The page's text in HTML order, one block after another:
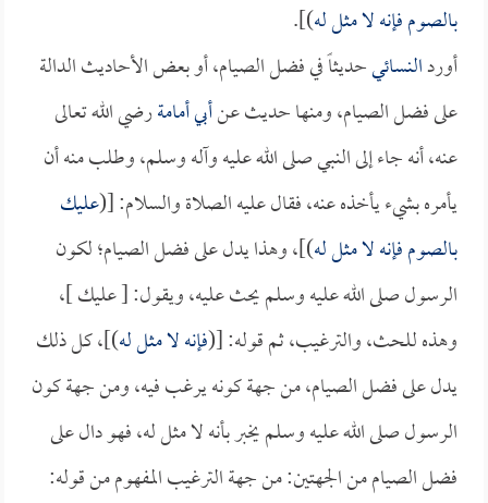
بالصوم فإنه لا مثل له)].
أوردالنسائيحديثاً في فضل الصيام، أو بعض الأحاديث الدالة
على فضل الصيام، ومنها حديث عنأبي أمامةرضي الله تعالى
عنه، أنه جاء إلى النبي صلى الله عليه وآله وسلم، وطلب منه أن
يأمره بشيء يأخذه عنه، فقال عليه الصلاة والسلام: [(عليك
بالصوم فإنه لا مثل له)]، وهذا يدل على فضل الصيام؛ لكون
الرسول صلى الله عليه وسلم يحث عليه، ويقول: [ عليك ]،
وهذه للحث، والترغيب، ثم قوله: [(فإنه لا مثل له)]، كل ذلك
يدل على فضل الصيام، من جهة كونه يرغب فيه، ومن جهة كون
الرسول صلى الله عليه وسلم يخبر بأنه لا مثل له، فهو دال على
فضل الصيام من الجهتين: من جهة الترغيب المفهوم من قوله: